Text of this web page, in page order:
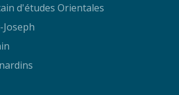
d'études Orientales